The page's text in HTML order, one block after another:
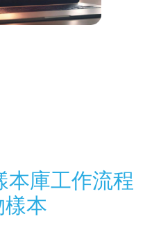
本庫工作流程
樣本